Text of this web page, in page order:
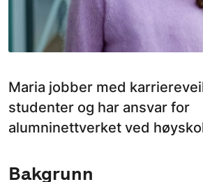
Maria jobber med
studenter og har ansvar for
alumninettverket ved
Bakgrunn